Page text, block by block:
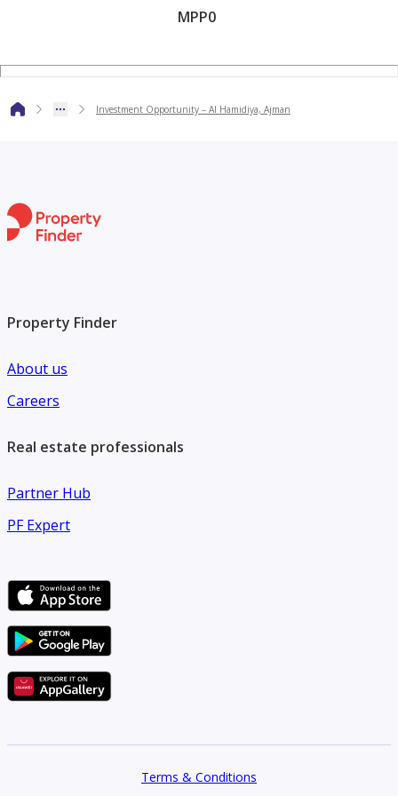
MPP0
Investment Opportunity – Al Hamidiya, Ajman
Property Finder
About us
Careers
Real estate professionals
Partner Hub
PF Expert
Terms & Conditions